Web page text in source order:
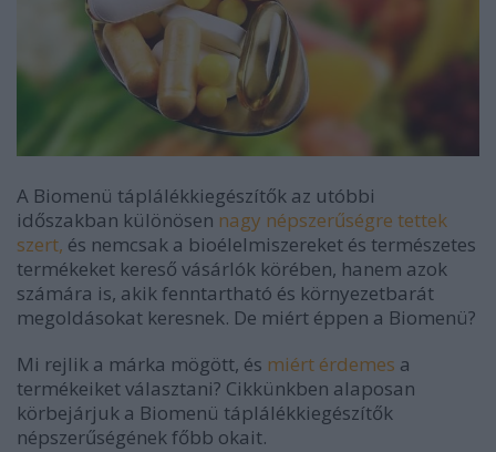
A Biomenü táplálékkiegészítők az utóbbi
időszakban különösen nagy népszerűségre tettek
szert, és nemcsak a bioélelmiszereket és természetes
termékeket kereső vásárlók körében, hanem azok
számára is, akik fenntartható és környezetbarát
megoldásokat keresnek. De miért éppen a Biomenü?
Mi rejlik a márka mögött, és miért érdemes a
termékeiket választani? Cikkünkben alaposan
körbejárjuk a Biomenü táplálékkiegészítők
népszerűségének főbb okait.